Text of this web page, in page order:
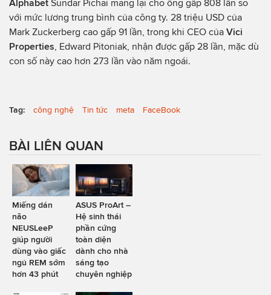
Alphabet Sundar Pichai mang lại cho ông gấp 808 lần so
với mức lương trung bình của công ty. 28 triệu USD của
Mark Zuckerberg cao gấp 91 lần, trong khi CEO của Vici
Properties , Edward Pitoniak, nhận được gấp 28 lần, mặc dù
con số này cao hơn 273 lần vào năm ngoái.
Tag: công nghệ Tin tức meta FaceBook
BÀI LIÊN QUAN
Miếng dán
não
NEUSLeeP
giúp người
dùng vào giấc
ngủ REM sớm
hơn 43 phút
ASUS ProArt –
Hệ sinh thái
phần cứng
toàn diện
dành cho nhà
sáng tạo
chuyên nghiệp